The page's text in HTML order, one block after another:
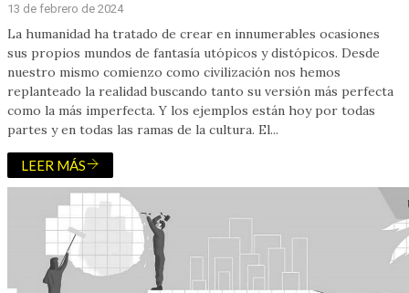
13 de febrero de 2024
La humanidad ha tratado de crear en innumerables ocasiones
sus propios mundos de fantasía utópicos y distópicos. Desde
nuestro mismo comienzo como civilización nos hemos
replanteado la realidad buscando tanto su versión más perfecta
como la más imperfecta. Y los ejemplos están hoy por todas
partes y en todas las ramas de la cultura. El...
LEER MÁS